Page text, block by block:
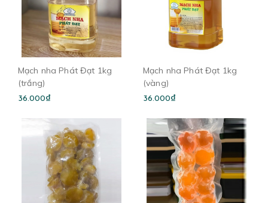
Mạch nha Phát Đạt 1kg
(trắng)
36.000₫
Mạch nha Phát Đạt 1kg
(vàng)
36.000₫